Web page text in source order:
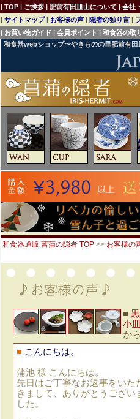
和食器webショップ〜やきものの里肥前有
和食器通販 菖蒲の隠者 TOP >> お客様の
■
小
か
■ こんにちは。
蒲池 様 こんにちは。
先日はご丁寧なお返事をいた
きまして、ありがとうござい
した。
| TOP | ご挨拶 | 肥前有田皿山について | 会社
| サイトマップ| お客様の声 | 隠者の独り言 |
| お買い物ガイド | 会員ポイント | 和食器の取